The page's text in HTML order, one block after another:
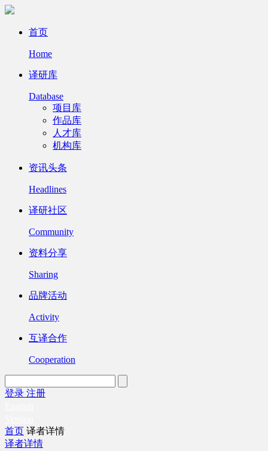
首页
Home
译研库
Database
项目库
作品库
人才库
机构库
资讯头条
Headlines
译研社区
Community
资料分享
Sharing
品牌活动
Activity
互译合作
Cooperation
登录 注册
首页 译者详情
译者详情